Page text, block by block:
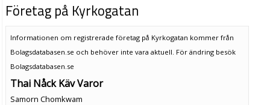
Företag på Kyrkogatan
Informationen om registrerade företag på Kyrkogatan kommer från
Bolagsdatabasen.se och behöver inte vara aktuell. För ändring besök
Bolagsdatabasen.se
Thai Nåck Käv Varor
Samorn Chomkwam